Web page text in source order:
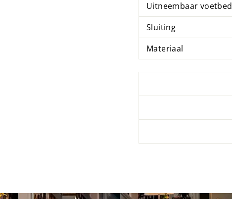
Uitneembaar voetbed
Sluiting
Materiaal